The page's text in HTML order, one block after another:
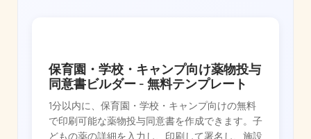
保育園・学校・キャンプ向け薬物投与
同意書ビルダー - 無料テンプレート
1分以内に、保育園・学校・キャンプ向けの無料
で印刷可能な薬物投与同意書を作成できます。子
どもの薬の詳細を入力し、印刷して署名し、施設